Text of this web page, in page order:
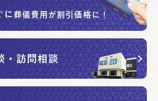
に 葬儀費用が割引価格に！
・訪問相談